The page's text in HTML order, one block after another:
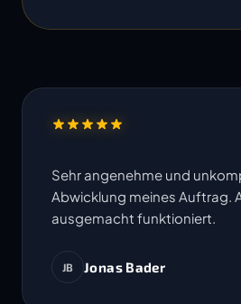
Sehr angenehme und
Abwicklung meines Auftrag.
ausgemacht funktioniert.
JB Jonas Bader